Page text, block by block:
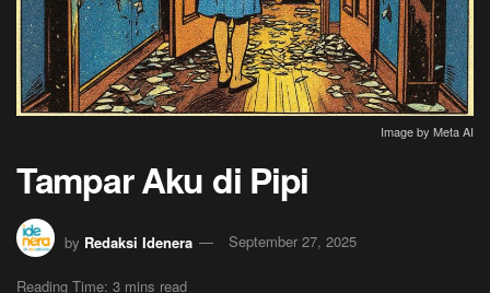
Image by Meta AI
Tampar Aku di Pipi
by Redaksi Idenera September 27, 2025
Reading Time: 3 mins read